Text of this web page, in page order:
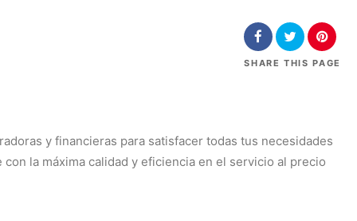
SHARE THIS PAGE
y financieras para satisfacer todas tus necesidades
la máxima calidad y eficiencia en el servicio al precio